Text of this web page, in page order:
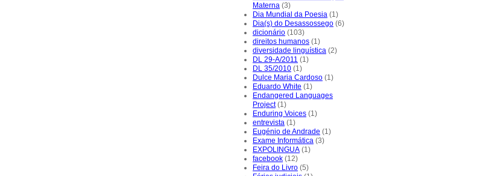
Materna (3)
Dia Mundial da Poesia (1)
Dia(s) do Desassossego (6)
dicionário (103)
direitos humanos (1)
diversidade linguística (2)
DL 29-A/2011 (1)
DL 35/2010 (1)
Dulce Maria Cardoso (1)
Eduardo White (1)
Endangered Languages
Project (1)
Enduring Voices (1)
entrevista (1)
Eugénio de Andrade (1)
Exame Informática (3)
EXPOLINGUA (1)
facebook (12)
Feira do Livro (5)